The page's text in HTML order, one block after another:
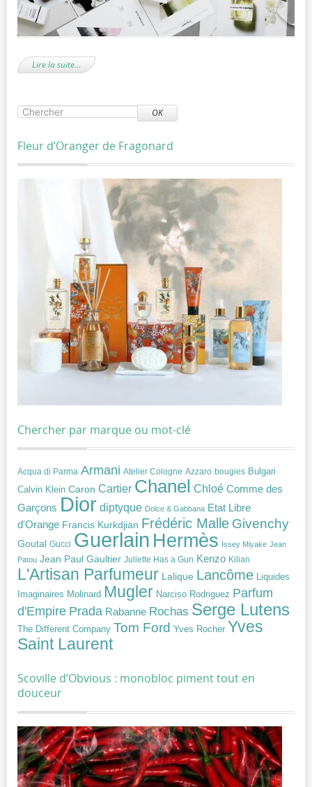
Lire la suite…
OK
Fleur d’Oranger de Fragonard
Chercher par marque ou mot-clé
Acqua di Parma Armani Atelier Cologne Azzaro bougies Bulgari
Calvin Klein Caron Cartier Chanel Chloé Comme des
Garçons Dior diptyque Dolce & Gabbana Etat Libre
d'Orange Francis Kurkdjian Frédéric Malle Givenchy
Goutal Gucci Guerlain Hermès Issey Miyake Jean
Patou Jean Paul Gaultier Juliette Has a Gun Kenzo Kilian
L'Artisan Parfumeur Lalique Lancôme Liquides
Imaginaires Molinard Mugler Narciso Rodriguez Parfum
d'Empire Prada Rabanne Rochas Serge Lutens
The Different Company Tom Ford Yves Rocher Yves
Saint Laurent
Scoville d’Obvious : monobloc piment tout en
douceur